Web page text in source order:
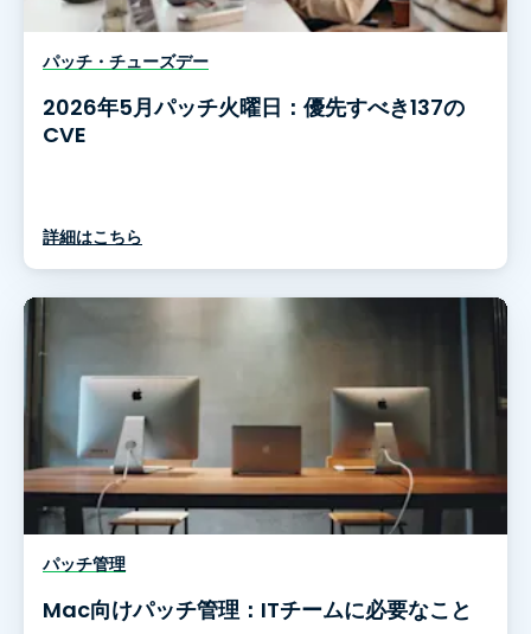
パッチ・チューズデー
2026年5月パッチ火曜日：優先すべき137の
CVE
詳細はこちら
パッチ管理
Mac向けパッチ管理：ITチームに必要なこと